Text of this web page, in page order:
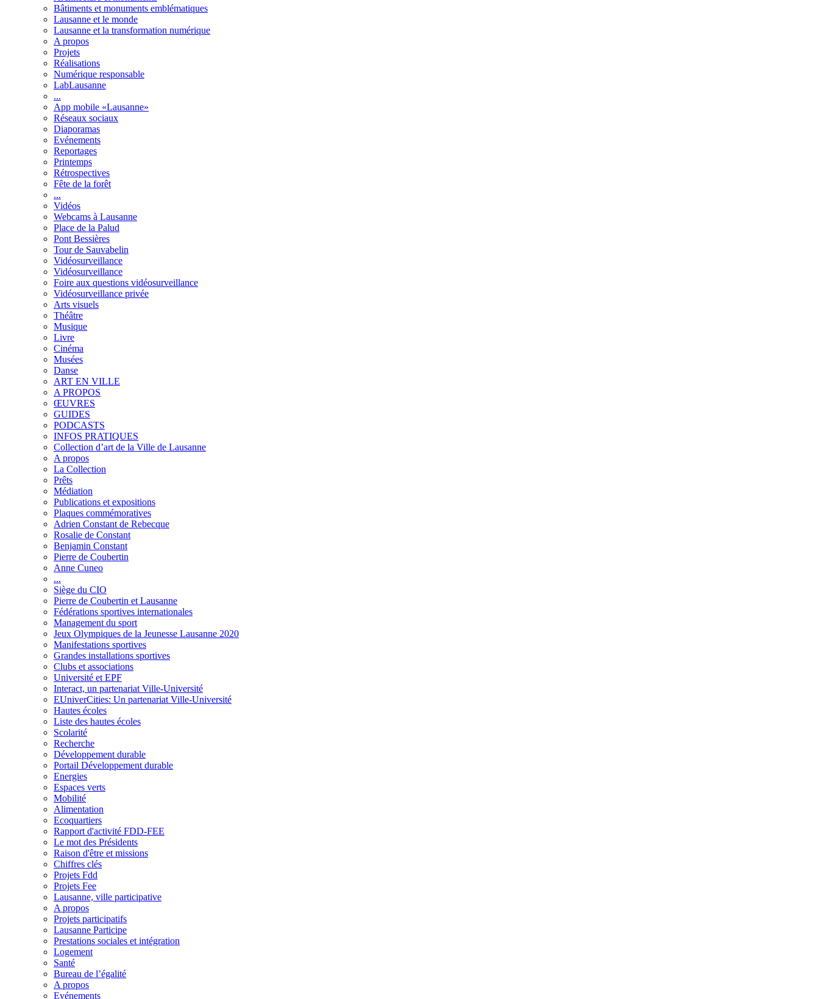
Bâtiments et monuments emblématiques
Lausanne et le monde
Lausanne et la transformation numérique
A propos
Projets
Réalisations
Numérique responsable
LabLausanne
...
App mobile «Lausanne»
Réseaux sociaux
Diaporamas
Evénements
Reportages
Printemps
Rétrospectives
Fête de la forêt
...
Vidéos
Webcams à Lausanne
Place de la Palud
Pont Bessières
Tour de Sauvabelin
Vidéosurveillance
Vidéosurveillance
Foire aux questions vidéosurveillance
Vidéosurveillance privée
Arts visuels
Théâtre
Musique
Livre
Cinéma
Musées
Danse
ART EN VILLE
A PROPOS
ŒUVRES
GUIDES
PODCASTS
INFOS PRATIQUES
Collection d’art de la Ville de Lausanne
A propos
La Collection
Prêts
Médiation
Publications et expositions
Plaques commémoratives
Adrien Constant de Rebecque
Rosalie de Constant
Benjamin Constant
Pierre de Coubertin
Anne Cuneo
...
Siège du CIO
Pierre de Coubertin et Lausanne
Fédérations sportives internationales
Management du sport
Jeux Olympiques de la Jeunesse Lausanne 2020
Manifestations sportives
Grandes installations sportives
Clubs et associations
Université et EPF
Interact, un partenariat Ville-Université
EUniverCities: Un partenariat Ville-Université
Hautes écoles
Liste des hautes écoles
Scolarité
Recherche
Développement durable
Portail Développement durable
Energies
Espaces verts
Mobilité
Alimentation
Ecoquartiers
Rapport d'activité FDD-FEE
Le mot des Présidents
Raison d'être et missions
Chiffres clés
Projets Fdd
Projets Fee
Lausanne, ville participative
A propos
Projets participatifs
Lausanne Participe
Prestations sociales et intégration
Logement
Santé
Bureau de l’égalité
A propos
Evénements